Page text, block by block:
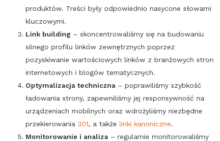
produktów. Treści były odpowiednio nasycone słowami
kluczowymi.
Link building – skoncentrowaliśmy się na budowaniu
silnego profilu linków zewnętrznych poprzez
pozyskiwanie wartościowych linków z branżowych stron
internetowych i blogów tematycznych.
Optymalizacja techniczna – poprawiliśmy szybkość
ładowania strony, zapewniliśmy jej responsywność na
urządzeniach mobilnych oraz wdrożyliśmy niezbędne
przekierowania 301, a także linki kanoniczne.
Monitorowanie i analiza – regularnie monitorowaliśmy